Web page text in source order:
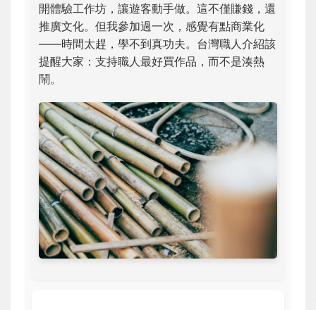
開體驗工作坊，讓遊客動手做。這不僅賺錢，還
推廣文化。但我參加過一次，感覺有點商業化
——時間太趕，學不到真功夫。台灣職人介紹該
提醒大家：支持職人最好買作品，而不是湊熱
鬧。